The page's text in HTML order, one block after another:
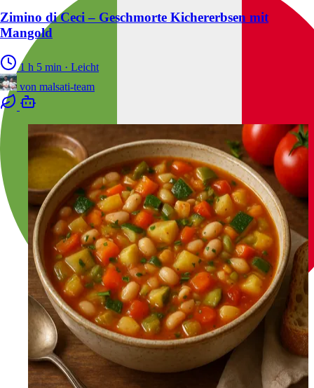
Zimino di Ceci – Geschmorte Kichererbsen mit
Mangold
1 h 5 min · Leicht
von malsati-team